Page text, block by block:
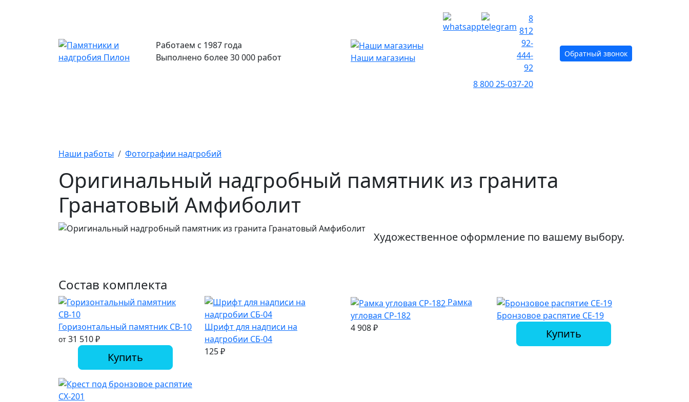
Работаем с 1987 года
Выполнено более 30 000 работ
Наши магазины
8
812
92-
444-
92
8 800 25-037-20
Обратный звонок
Наши работы Фотографии надгробий
Оригинальный надгробный памятник из гранита
Гранатовый Амфиболит
Художественное оформление по вашему выбору.
Состав комплекта
Горизонтальный памятник СВ-10
от 31 510₽
Купить
Шрифт для надписи на
надгробии СБ-04
125₽
Рамка
угловая СР-182
4 908₽
Бронзовое распятие СЕ-19
Купить